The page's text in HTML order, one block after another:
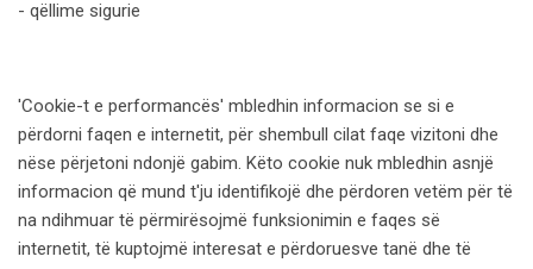
- qëllime sigurie
'Cookie-t e performancës' mbledhin informacion se si e
përdorni faqen e internetit, për shembull cilat faqe vizitoni dhe
nëse përjetoni ndonjë gabim. Këto cookie nuk mbledhin asnjë
informacion që mund t'ju identifikojë dhe përdoren vetëm për të
na ndihmuar të përmirësojmë funksionimin e faqes së
internetit, të kuptojmë interesat e përdoruesve tanë dhe të